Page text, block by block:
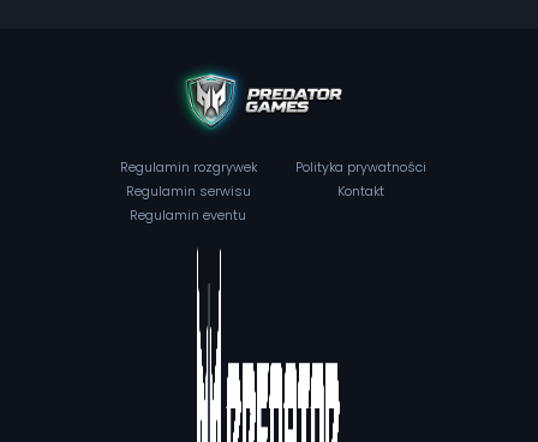
Regulamin rozgrywek
Regulamin serwisu
Regulamin eventu
Polityka prywatności
Kontakt